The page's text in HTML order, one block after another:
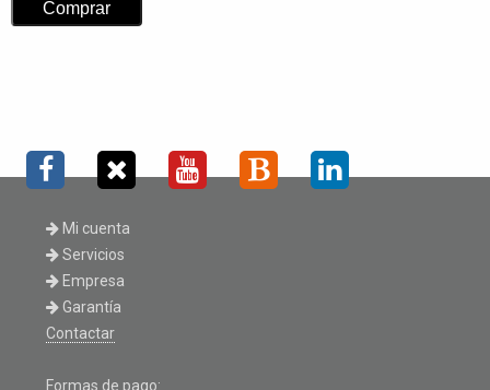
Mi cuenta
Servicios
Empresa
Garantía
Contactar
Formas de pago: